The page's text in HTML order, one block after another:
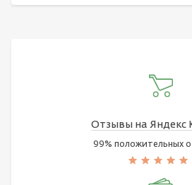
Отзывы на Яндекс
99% положительных